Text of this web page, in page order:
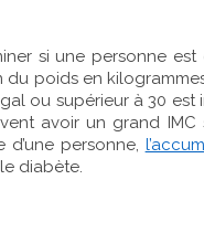
si une personne
du poids en
ou supérieur à 30
avoir un grand
personne,
diabète.